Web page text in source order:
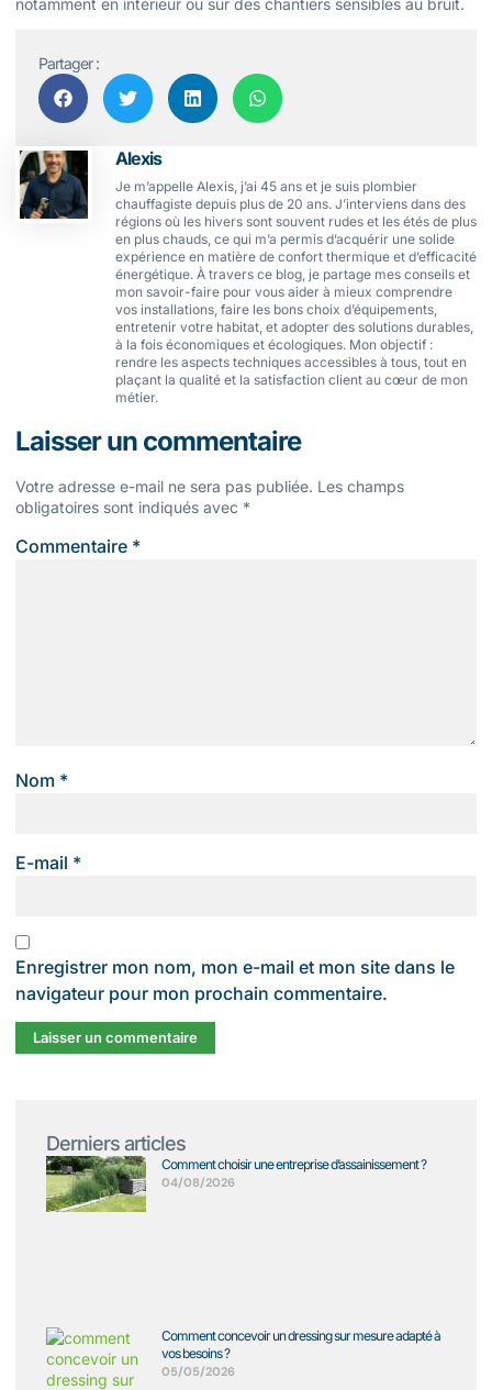
notamment en intérieur ou sur des chantiers sensibles au bruit.
Partager :
Alexis
Je m’appelle Alexis, j’ai 45 ans et je suis plombier
chauffagiste depuis plus de 20 ans. J’interviens dans des
régions où les hivers sont souvent rudes et les étés de plus
en plus chauds, ce qui m’a permis d’acquérir une solide
expérience en matière de confort thermique et d’efficacité
énergétique. À travers ce blog, je partage mes conseils et
mon savoir-faire pour vous aider à mieux comprendre
vos installations, faire les bons choix d’équipements,
entretenir votre habitat, et adopter des solutions durables,
à la fois économiques et écologiques. Mon objectif :
rendre les aspects techniques accessibles à tous, tout en
plaçant la qualité et la satisfaction client au cœur de mon
métier.
Laisser un commentaire
Votre adresse e-mail ne sera pas publiée. Les champs
obligatoires sont indiqués avec *
Commentaire *
Nom *
E-mail *
Enregistrer mon nom, mon e-mail et mon site dans le
navigateur pour mon prochain commentaire.
Derniers articles
Comment choisir une entreprise d’assainissement ?
04/08/2026
Comment concevoir un dressing sur mesure adapté à
vos besoins ?
05/05/2026